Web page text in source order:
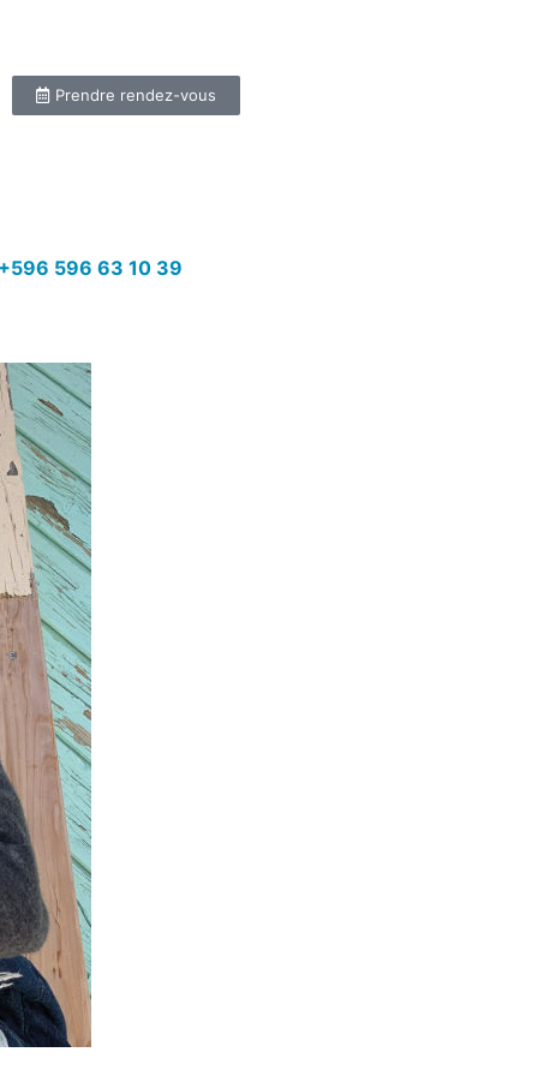
Prendre rendez-vous
+596 596 63 10 39